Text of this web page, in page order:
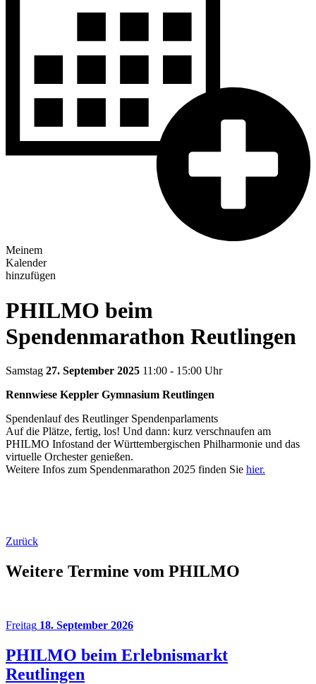
Meinem
Kalender
hinzufügen
PHILMO beim
Spendenmarathon Reutlingen
Samstag 27. September 2025 11:00 - 15:00 Uhr
Rennwiese Keppler Gymnasium Reutlingen
Spendenlauf des Reutlinger Spendenparlaments
Auf die Plätze, fertig, los! Und dann: kurz verschnaufen am
PHILMO Infostand der Württembergischen Philharmonie und das
virtuelle Orchester genießen.
Weitere Infos zum Spendenmarathon 2025 finden Sie hier.
Zurück
Weitere Termine vom PHILMO
Freitag 18. September 2026
PHILMO beim Erlebnismarkt
Reutlingen